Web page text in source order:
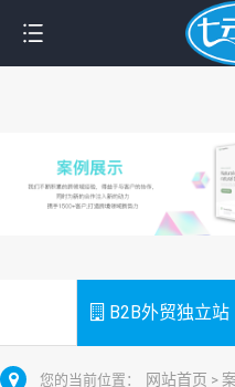
B2B外贸独立站
您的当前位置： 网站首页 >